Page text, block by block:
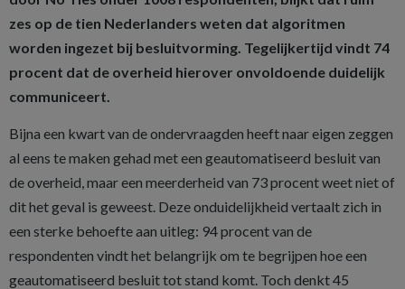
zes op de tien Nederlanders weten dat algoritmen
worden ingezet bij besluitvorming. Tegelijkertijd vindt 74
procent dat de overheid hierover onvoldoende duidelijk
communiceert.
Bijna een kwart van de ondervraagden heeft naar eigen zeggen
al eens te maken gehad met een geautomatiseerd besluit van
de overheid, maar een meerderheid van 73 procent weet niet of
dit het geval is geweest. Deze onduidelijkheid vertaalt zich in
een sterke behoefte aan uitleg: 94 procent van de
respondenten vindt het belangrijk om te begrijpen hoe een
geautomatiseerd besluit tot stand komt. Toch denkt 45